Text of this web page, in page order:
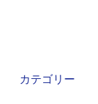
カテゴリー